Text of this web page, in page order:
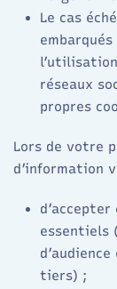
Le cas
réseaux
propres
Lors de votre
d’information
essentiels
tiers) ;